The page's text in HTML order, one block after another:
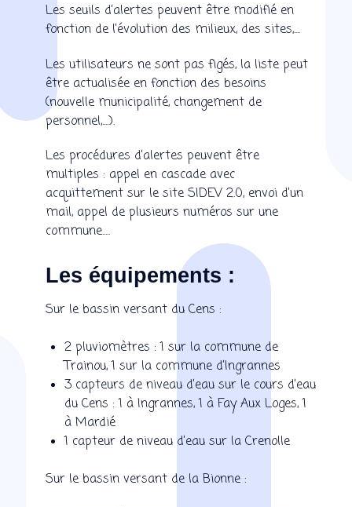
Les seuils d’alertes peuvent être modifié en
fonction de l’évolution des milieux, des sites,....
Les utilisateurs ne sont pas figés, la liste peut
être actualisée en fonction des besoins
(nouvelle municipalité, changement de
personnel,....).
Les procédures d’alertes peuvent être
multiples : appel en cascade avec
acquittement sur le site SIDEV 2.0, envoi d’un
mail, appel de plusieurs numéros sur une
commune.....
Les équipements :
Sur le bassin versant du Cens :
2 pluviomètres : 1 sur la commune de
Trainou, 1 sur la commune d’Ingrannes
3 capteurs de niveau d’eau sur le cours d’eau
du Cens : 1 à Ingrannes, 1 à Fay Aux Loges, 1
à Mardié
1 capteur de niveau d’eau sur la Crenolle
Sur le bassin versant de la Bionne :